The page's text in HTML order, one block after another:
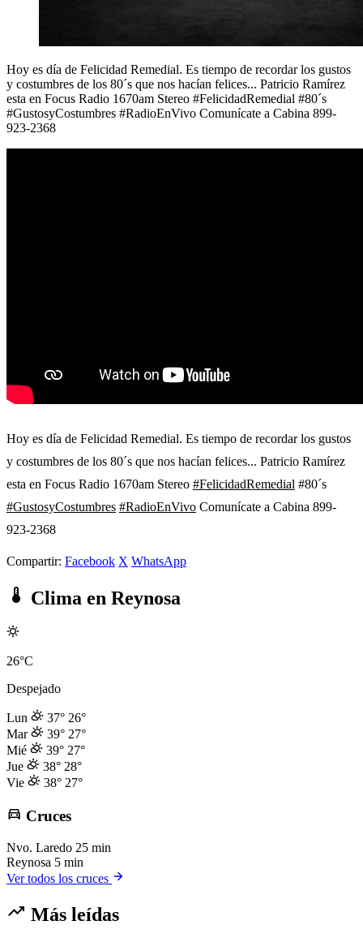
Hoy es día de Felicidad Remedial. Es tiempo de recordar los gustos
y costumbres de los 80´s que nos hacían felices... Patricio Ramírez
esta en Focus Radio 1670am Stereo #FelicidadRemedial #80´s
#GustosyCostumbres #RadioEnVivo Comunícate a Cabina 899-
923-2368
Hoy es día de Felicidad Remedial. Es tiempo de recordar los gustos
y costumbres de los 80´s que nos hacían felices... Patricio Ramírez
esta en Focus Radio 1670am Stereo #FelicidadRemedial #80´s
#GustosyCostumbres #RadioEnVivo Comunícate a Cabina 899-
923-2368
Compartir: Facebook X WhatsApp
Clima en Reynosa
26°C
Despejado
Lun 37° 26°
Mar
39° 27°
Mié
39° 27°
Jue
38° 28°
Vie
38° 27°
Cruces
Nvo. Laredo 25 min
Reynosa 5 min
Ver todos los cruces
Más leídas